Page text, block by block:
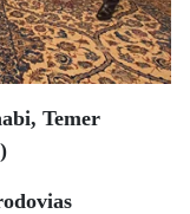
Temer